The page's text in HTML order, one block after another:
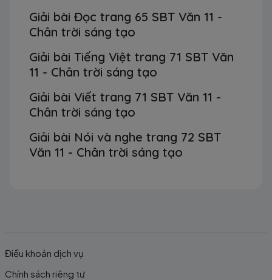
Giải bài Đọc trang 65 SBT Văn 11 -
Chân trời sáng tạo
Giải bài Tiếng Việt trang 71 SBT Văn
11 - Chân trời sáng tạo
Giải bài Viết trang 71 SBT Văn 11 -
Chân trời sáng tạo
Giải bài Nói và nghe trang 72 SBT
Văn 11 - Chân trời sáng tạo
Điều khoản dịch vụ
Chính sách riêng tư